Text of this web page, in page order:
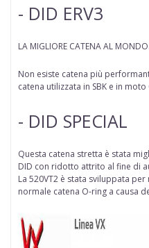
- DID ERV3
LA MIGLIORE CATENA AL MONDO.
Non esiste catena più
catena utilizzata in SBK e in moto
- DID SPECIAL
Questa catena stretta è stata
DID con ridotto attrito al fine di
La 520VT2 è stata sviluppata
normale catena O-ring a causa